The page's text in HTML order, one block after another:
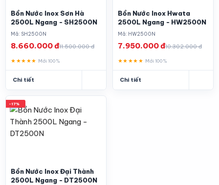
Bồn Nước Inox Sơn Hà
2500L Ngang - SH2500N
Mã: SH2500N
11.500.000 đ
8.660.000 đ
★★★★★ Mới 100%
Chi tiết
Bồn Nước Inox Hwata
2500L Ngang - HW2500N
Mã: HW2500N
10.302.000 đ
7.950.000 đ
★★★★★ Mới 100%
Chi tiết
-17%
Bồn Nước Inox Đại Thành
2500L Ngang - DT2500N